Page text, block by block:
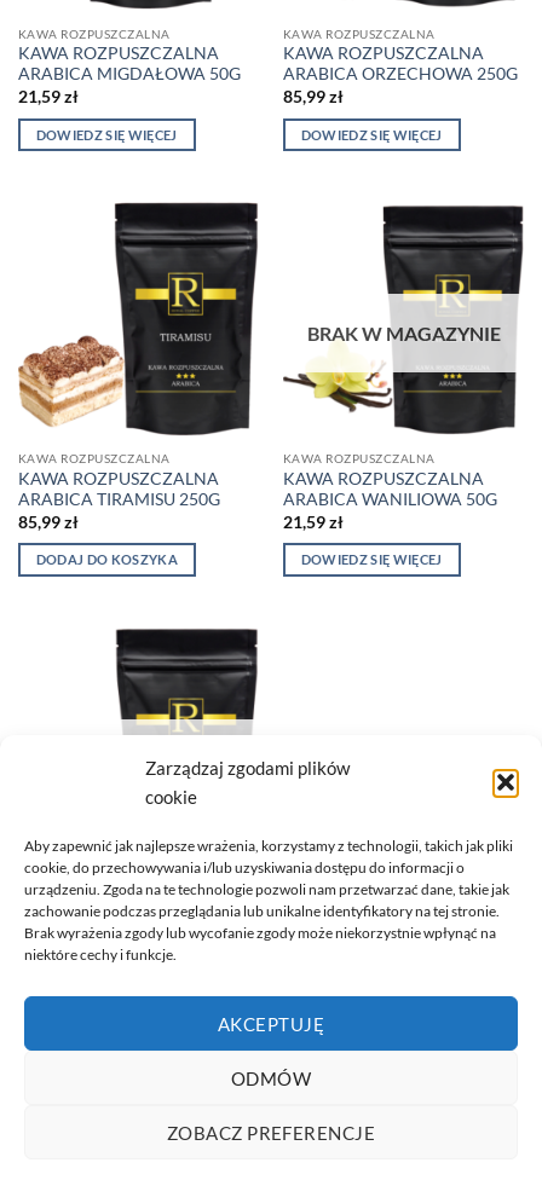
Zarządzaj zgodami plików
cookie
Aby zapewnić jak najlepsze wrażenia, korzystamy z technologii, takich jak pliki
cookie, do przechowywania i/lub uzyskiwania dostępu do informacji o
urządzeniu. Zgoda na te technologie pozwoli nam przetwarzać dane, takie jak
zachowanie podczas przeglądania lub unikalne identyfikatory na tej stronie.
Brak wyrażenia zgody lub wycofanie zgody może niekorzystnie wpłynąć na
niektóre cechy i funkcje.
AKCEPTUJĘ
ODMÓW
ZOBACZ PREFERENCJE
KAWA ROZPUSZCZALNA
KAWA ROZPUSZCZALNA
ARABICA MIGDAŁOWA 50G
21,59zł
DOWIEDZ SIĘ WIĘCEJ
KAWA ROZPUSZCZALNA
KAWA ROZPUSZCZALNA
ARABICA ORZECHOWA 250G
85,99zł
DOWIEDZ SIĘ WIĘCEJ
KAWA ROZPUSZCZALNA
KAWA ROZPUSZCZALNA
ARABICA TIRAMISU 250G
85,99zł
DODAJ DO KOSZYKA
BRAK W MAGAZYNIE
KAWA ROZPUSZCZALNA
KAWA ROZPUSZCZALNA
ARABICA WANILIOWA 50G
21,59zł
DOWIEDZ SIĘ WIĘCEJ
BRAK W MAGAZYNIE
KAWA ROZPUSZCZALNA
KAWA ROZPUSZCZALNA
CREME BRULEE 50G
21,59 zł
Visa PayPal Stripe MasterCard